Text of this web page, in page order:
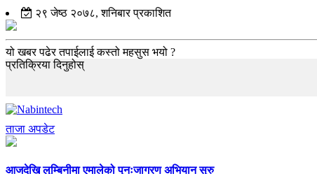
२९ जेष्ठ २०७८, शनिबार प्रकाशित
यो खबर पढेर तपाईलाई कस्तो महसुस भयो ?
प्रतिक्रिया दिनुहोस्
ताजा अपडेट
आजदेखि लुम्बिनीमा एमालेको पुनःजागरण अभियान सुरु